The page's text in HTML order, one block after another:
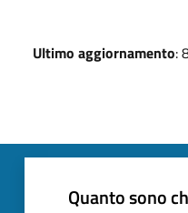
Ultimo aggiornamento:
Quanto sono